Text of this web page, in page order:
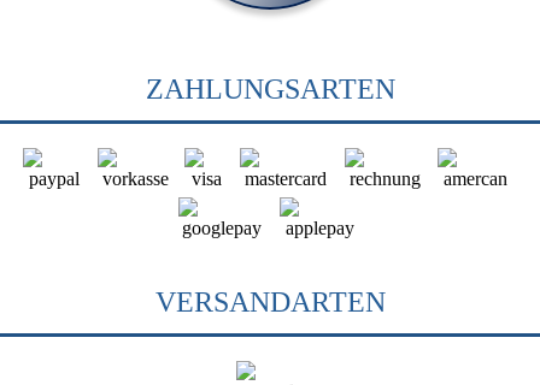
ZAHLUNGSARTEN
VERSANDARTEN